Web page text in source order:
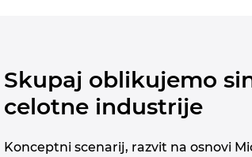
Skupaj oblikujemo
celotne industrije
Konceptni scenarij, razvit na osnovi